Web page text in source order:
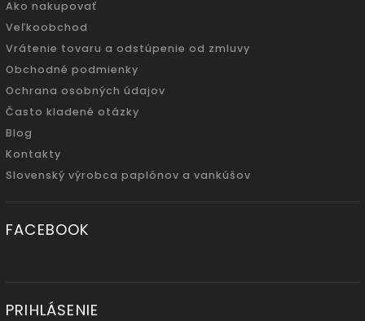
Ako nakupovať
Veľkoobchod
Vrátenie tovaru a odstúpenie od zmluvy
Obchodné podmienky
Ochrana osobných údajov
Často kladené otázky
Blog
Kontakty
Slovenský výrobca paplónov a vankúšov
FACEBOOK
PRIHLÁSENIE